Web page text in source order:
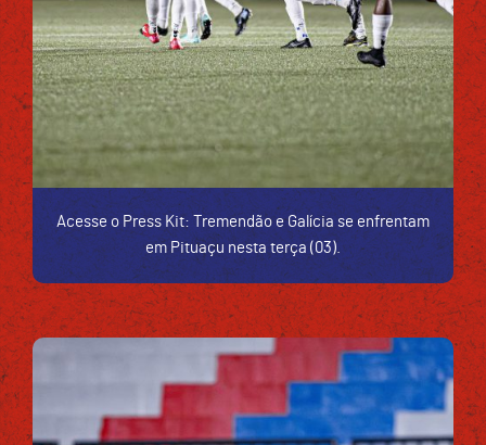
Acesse o Press Kit: Tremendão e Galícia se enfrentam
em Pituaçu nesta terça (03).